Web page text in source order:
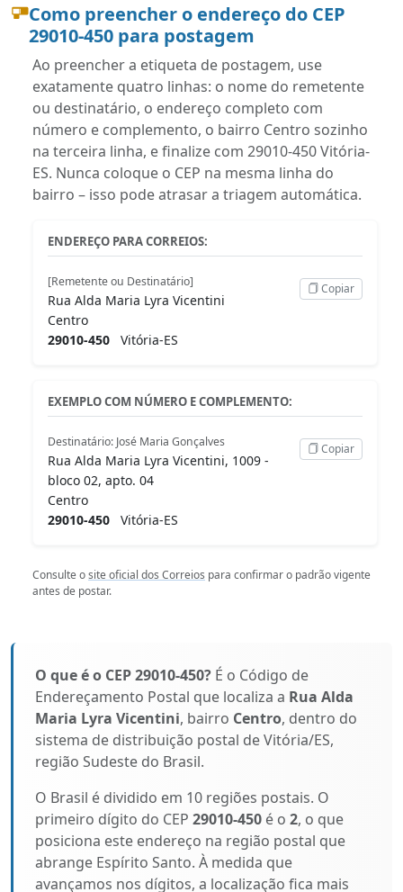
Como preencher o endereço do CEP
29010-450 para postagem
Ao preencher a etiqueta de postagem, use
exatamente quatro linhas: o nome do remetente
ou destinatário, o endereço completo com
número e complemento, o bairro Centro sozinho
na terceira linha, e finalize com 29010-450 Vitória-
ES. Nunca coloque o CEP na mesma linha do
bairro – isso pode atrasar a triagem automática.
ENDEREÇO PARA CORREIOS:
[Remetente ou Destinatário]
Rua Alda Maria Lyra Vicentini
Centro
29010-450 Vitória-ES
Copiar
EXEMPLO COM NÚMERO E COMPLEMENTO:
Destinatário: José Maria Gonçalves
Rua Alda Maria Lyra Vicentini, 1009 -
bloco 02, apto. 04
Centro
29010-450 Vitória-ES
Copiar
Consulte osite oficial dos Correios para confirmar o padrão vigente
antes de postar.
O que é o CEP 29010-450? É o Código de
Endereçamento Postal que localiza a Rua Alda
Maria Lyra Vicentini, bairro Centro, dentro do
sistema de distribuição postal de Vitória/ES,
região Sudeste do Brasil.
O Brasil é dividido em 10 regiões postais. O
primeiro dígito do CEP 29010-450 é o 2, o que
posiciona este endereço na região postal que
abrange Espírito Santo. À medida que
avançamos nos dígitos, a localização fica mais